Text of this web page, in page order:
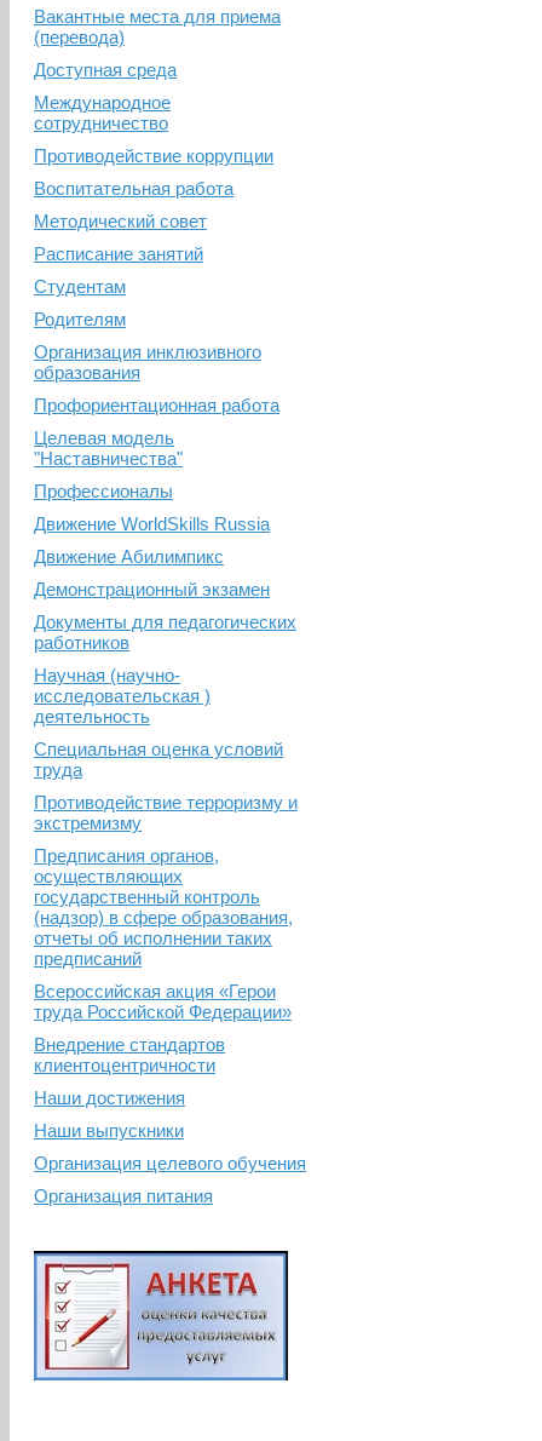
Вакантные места для приема
(перевода)
Доступная среда
Международное
сотрудничество
Противодействие коррупции
Воспитательная работа
Методический совет
Расписание занятий
Студентам
Родителям
Организация инклюзивного
образования
Профориентационная работа
Целевая модель
"Наставничества"
Профессионалы
Движение WorldSkills Russia
Движение Абилимпикс
Демонстрационный экзамен
Документы для педагогических
работников
Научная (научно-
исследовательская )
деятельность
Специальная оценка условий
труда
Противодействие терроризму и
экстремизму
Предписания органов,
осуществляющих
государственный контроль
(надзор) в сфере образования,
отчеты об исполнении таких
предписаний
Всероссийская акция «Герои
труда Российской Федерации»
Внедрение стандартов
клиентоцентричности
Наши достижения
Наши выпускники
Организация целевого обучения
Организация питания